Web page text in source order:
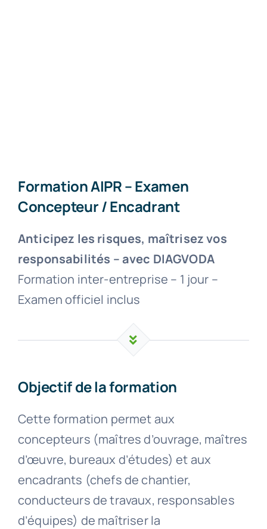
Formation AIPR – Examen
Concepteur / Encadrant
Anticipez les risques, maîtrisez vos
responsabilités – avec DIAGVODA
Formation inter-entreprise – 1 jour –
Examen officiel inclus
Objectif de la formation
Cette formation permet aux
concepteurs (maîtres d’ouvrage, maîtres
d’œuvre, bureaux d’études) et aux
encadrants (chefs de chantier,
conducteurs de travaux, responsables
d’équipes) de maîtriser la